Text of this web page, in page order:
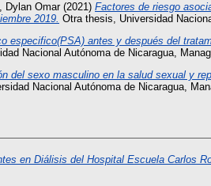
Dylan Omar(2021) Factores de riesgo
2019. Otra thesis, Universidad
especifico(PSA) antes y después del
Nacional Autónoma de Nicaragua,
del sexo masculino en la salud sexual y
Nacional Autónoma de Nicaragua,
en Diálisis del Hospital Escuela Carlos